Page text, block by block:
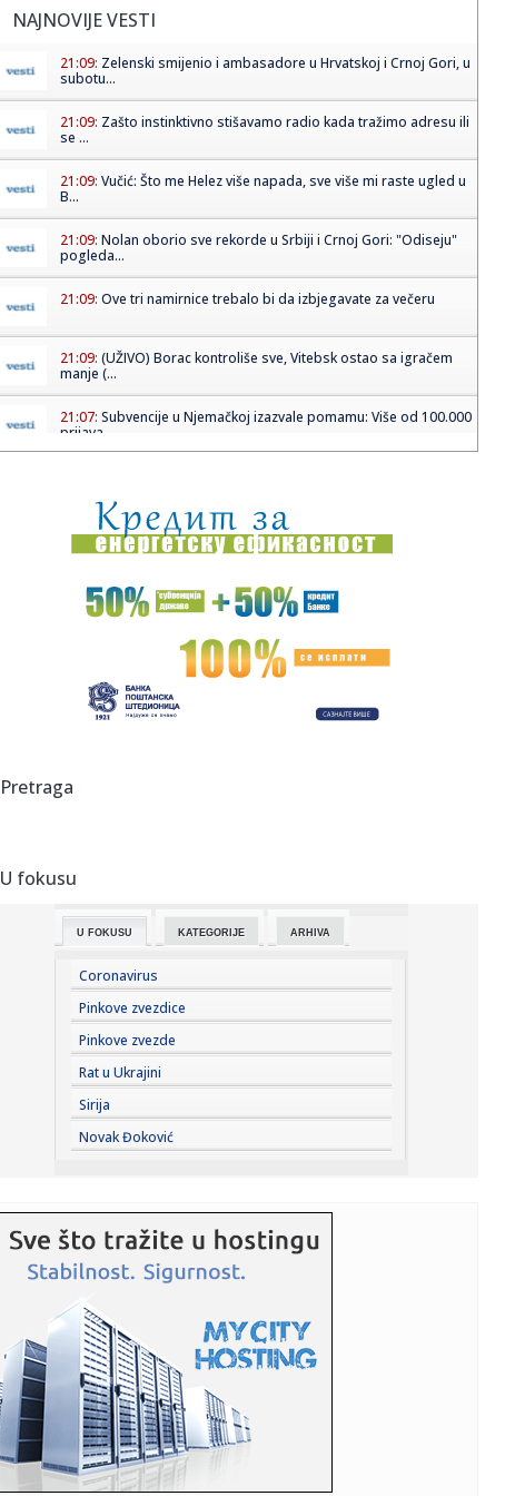
NAJNOVIJE VESTI
21:09: Zelenski smijenio i ambasadore u Hrvatskoj i Crnoj Gori, u
subotu...
21:09: Zašto instinktivno stišavamo radio kada tražimo adresu ili
se ...
21:09: Vučić: Što me Helez više napada, sve više mi raste ugled u
B...
21:09: Nolan oborio sve rekorde u Srbiji i Crnoj Gori: "Odiseju"
pogleda...
21:09: Ove tri namirnice trebalo bi da izbjegavate za večeru
21:09: (UŽIVO) Borac kontroliše sve, Vitebsk ostao sa igračem
manje (...
21:07: Subvencije u Njemačkoj izazvale pomamu: Više od 100.000
prijava...
21:03:Evropa priča o Srbinu: Cvetkoviću dovoljno 16 sekundi za
najbr...
21:02:Fedorov se i dalje nada povratku
Zahar otkrio šta bi uradio svakoj ženi: "Samo neka kaže..."
21:01:Spor u „MTU Maintenance Serbia“ stigao do evropskih
21:00:
20:58:
Horor u Nemačkoj: Sudarila se dva tramvaja, više od 25
20:58:Od prodaje pilića do letovanja na jahti: Novi prizori Bojane
i M...
20:57:Kineski proizvođač robota procenjen na više od devet
milijardi...
20:53:OVO NE SME DA SE DESI NI U SNU: Crvena zvezda može da
izgubi Sem...
20:52: Skandal: Procureo dokument; Blokaderi od svih kandidata
traže ap...
20:46:
Vinisijusa!
20:45:"Kompas": Senke nad "listom"
20:45:Vučić najavio veliki skup u Novom Sadu: Očekujem pobedu
na niv...
20:44:Fotelja mu visi o koncu: Zbog čega se republikanci okreću
Pretraga
U fokusu
U FOKUSU KATEGORIJE ARHIVA
Coronavirus
Pinkove zvezdice
Pinkove zvezde
Rat u Ukrajini
Sirija
Novak Đoković